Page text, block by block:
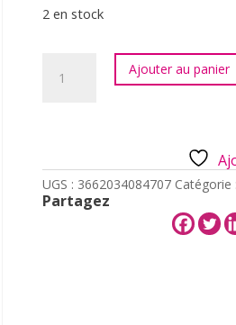
2 en stock
canard
Ajouter au panier
UGS : 3662034084707 Catégorie :
Partagez